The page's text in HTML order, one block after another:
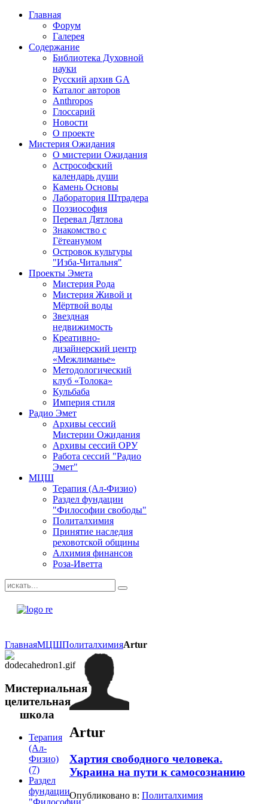
Главная
Форум
Галерея
Содержание
Библиотека Духовной
науки
Русский архив GA
Каталог авторов
Anthropos
Глоссарий
Новости
О проекте
Мистерия Ожидания
О мистерии Ожидания
Астрософский
календарь души
Камень Основы
Лаборатория Штрадера
Поэзиософия
Перевал Дятлова
Знакомство с
Гётеанумом
Островок культуры
"Изба-Читальня"
Проекты Эмета
Мистерия Рода
Мистерия Живой и
Мёртвой воды
Звездная
недвижимость
Креативно-
дизайнерский центр
«Межлиманье»
Методологический
клуб «Толока»
Кульбаба
Империя стиля
Радио Эмет
Архивы сессий
Мистерии Ожидания
Архивы сессий ОРУ
Работа сессий "Радио
Эмет"
МЦШ
Терапия (Ал-Физио)
Раздел фундации
"Философии свободы"
Политалхимия
Принятие наследия
реховотской общины
Алхимия финансов
Роза-Иветта
ГлавнаяМЦШПолиталхимияArtur
Artur
Хартия свободного человека.
Украина на пути к самосознанию
Опубликовано в: Политалхимия
Мистериальная
целительная
школа
Терапия
(Ал-
Физио)
(7)
Раздел
фундации